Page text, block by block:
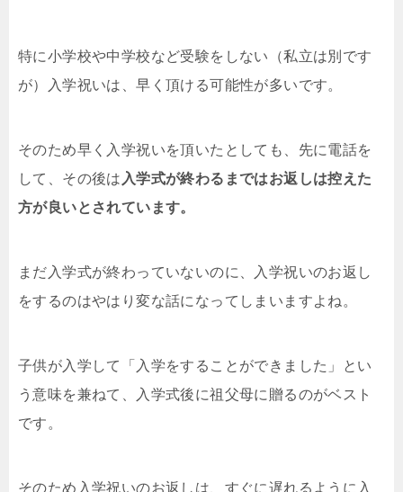
特に小学校や中学校など受験をしない（私立は別です
が）入学祝いは、早く頂ける可能性が多いです。
そのため早く入学祝いを頂いたとしても、先に電話を
して、その後は 入学式が終わるまではお返しは控えた
方が良いとされています。
まだ入学式が終わっていないのに、入学祝いのお返し
をするのはやはり変な話になってしまいますよね。
子供が入学して「入学をすることができました」とい
う意味を兼ねて、入学式後に祖父母に贈るのがベスト
です。
そのため入学祝いのお返しは、すぐに遅れるように入